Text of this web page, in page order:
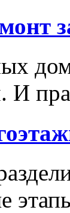
И